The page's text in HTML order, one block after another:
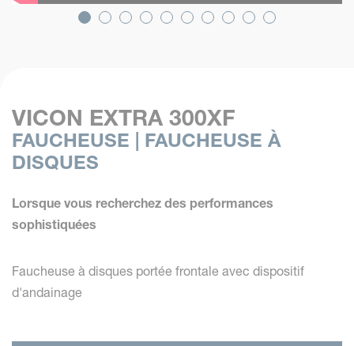
VICON EXTRA 300XF
FAUCHEUSE | FAUCHEUSE À
DISQUES
Lorsque vous recherchez des performances
sophistiquées
Faucheuse à disques portée frontale avec dispositif
d'andainage